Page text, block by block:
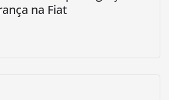
na Fiat